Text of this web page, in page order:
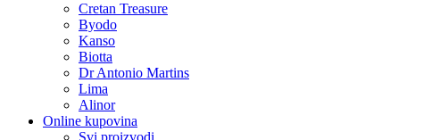
Cretan Treasure
Byodo
Kanso
Biotta
Dr Antonio Martins
Lima
Alinor
Online kupovina
Svi proizvodi